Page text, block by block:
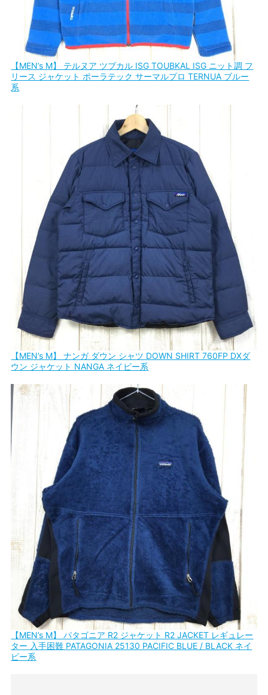
【MEN’s M】 テルヌア ツブカル ISG TOUBKAL ISG ニット調 フ
リース ジャケット ポーラテック サーマルプロ TERNUA ブルー
系
【MEN’s M】 ナンガ ダウン シャツ DOWN SHIRT 760FP DXダ
ウン ジャケット NANGA ネイビー系
【MEN’s M】 パタゴニア R2 ジャケット R2 JACKET レギュレー
ター 入手困難 PATAGONIA 25130 PACIFIC BLUE / BLACK ネイ
ビー系